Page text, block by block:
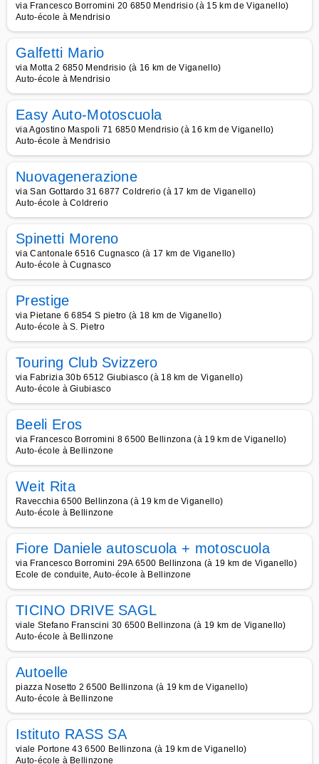
via Francesco Borromini 20 6850 Mendrisio (à 15 km de Viganello)
Auto-école à Mendrisio
Galfetti Mario
via Motta 2 6850 Mendrisio (à 16 km de Viganello)
Auto-école à Mendrisio
Easy Auto-Motoscuola
via Agostino Maspoli 71 6850 Mendrisio (à 16 km de Viganello)
Auto-école à Mendrisio
Nuovagenerazione
via San Gottardo 31 6877 Coldrerio (à 17 km de Viganello)
Auto-école à Coldrerio
Spinetti Moreno
via Cantonale 6516 Cugnasco (à 17 km de Viganello)
Auto-école à Cugnasco
Prestige
via Pietane 6 6854 S pietro (à 18 km de Viganello)
Auto-école à S. Pietro
Touring Club Svizzero
via Fabrizia 30b 6512 Giubiasco (à 18 km de Viganello)
Auto-école à Giubiasco
Beeli Eros
via Francesco Borromini 8 6500 Bellinzona (à 19 km de Viganello)
Auto-école à Bellinzone
Weit Rita
Ravecchia 6500 Bellinzona (à 19 km de Viganello)
Auto-école à Bellinzone
Fiore Daniele autoscuola + motoscuola
via Francesco Borromini 29A 6500 Bellinzona (à 19 km de Viganello)
Ecole de conduite, Auto-école à Bellinzone
TICINO DRIVE SAGL
viale Stefano Franscini 30 6500 Bellinzona (à 19 km de Viganello)
Auto-école à Bellinzone
Autoelle
piazza Nosetto 2 6500 Bellinzona (à 19 km de Viganello)
Auto-école à Bellinzone
Istituto RASS SA
viale Portone 43 6500 Bellinzona (à 19 km de Viganello)
Auto-école à Bellinzone